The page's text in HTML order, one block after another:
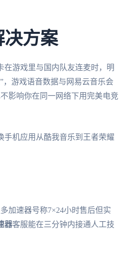
决方案
游戏里与国内队友连麦时，明
，游戏语音数据与网易云音乐会
影响你在同一网络下用完美电竞
手机应用从酷我音乐到王者荣耀
加速器号称7×24小时售后但实
器客服能在三分钟内接通人工技